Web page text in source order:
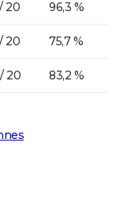
20 96,3 %
20 75,7 %
20 83,2 %